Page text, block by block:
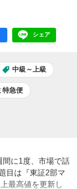
LINE
シェア
中級～上級
特急便
間に1度、市場で話
目は『東証2部マ
最高値を更新し